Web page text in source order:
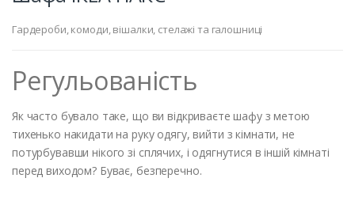
Гардероби, комоди, вішалки, стелажі та галошниці
Регульованість
Як часто бувало таке, що ви відкриваєте шафу з метою
тихенько накидати на руку одягу, вийти з кімнати, не
потурбувавши нікого зі сплячих, і одягнутися в іншій кімнаті
перед виходом? Буває, безперечно.